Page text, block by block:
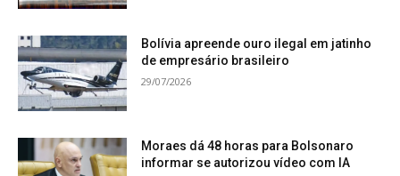
Bolívia apreende ouro ilegal em jatinho
de empresário brasileiro
29/07/2026
Moraes dá 48 horas para Bolsonaro
informar se autorizou vídeo com IA